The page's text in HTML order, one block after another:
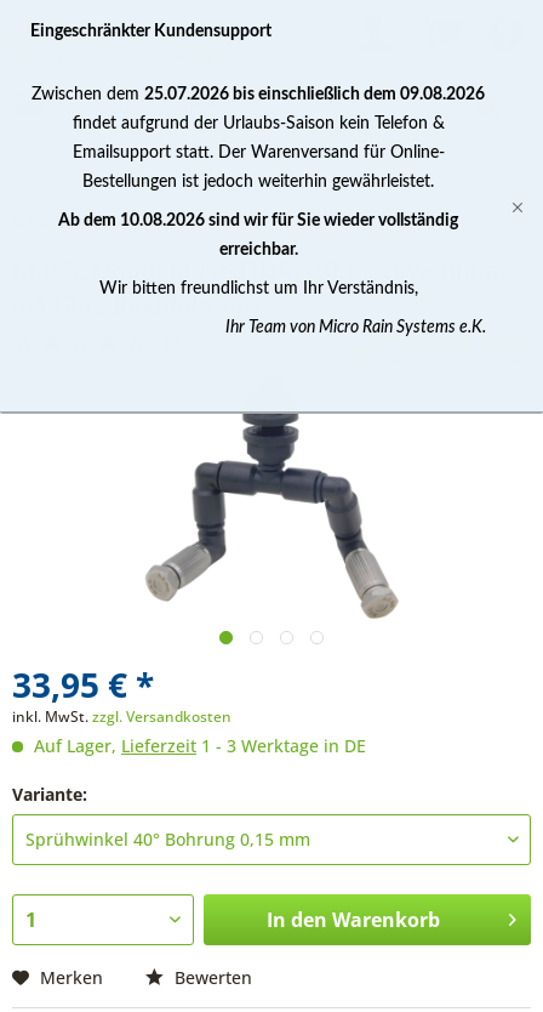
Nebeldüsen
33,95 € *
inkl. MwSt.zzgl. Versandkosten
Auf Lager, Lieferzeit 1 - 3 Werktage in DE
Variante:
In den Warenkorb
Merken Bewerten
Eingeschränkter Kundensupport
Zwischen dem 25.07.2026 bis einschließlich dem 09.08.2026
findet aufgrund der Urlaubs-Saison kein Telefon &
Emailsupport statt. Der Warenversand für Online-
Bestellungen ist jedoch weiterhin gewährleistet.
Ab dem 10.08.2026 sind wir für Sie wieder vollständig
erreichbar.
Wir bitten freundlichst um Ihr Verständnis,
Ihr Team von Micro Rain Systems e.K.